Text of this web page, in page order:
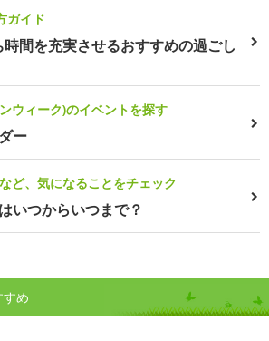
ガイド
間を充実させるおすすめの過ごし
ウィーク)のイベントを探す
ー
ど、気になることをチェック
いつからいつまで？
め